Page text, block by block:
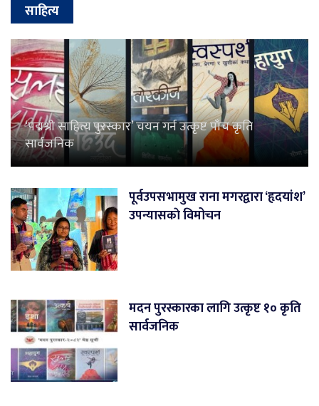
साहित्य
‘पद्मश्री साहित्य पुरस्कार’ चयन गर्न उत्कृष्ट पाँच कृति
सार्वजनिक
पूर्वउपसभामुख राना मगरद्वारा ‘हृदयांश’
उपन्यासकाे विमोचन
मदन पुरस्कारका लागि उत्कृष्ट १० कृति
सार्वजनिक